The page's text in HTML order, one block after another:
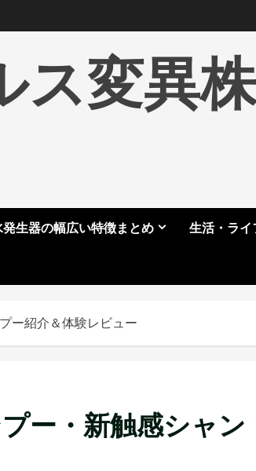
変異
生器の幅広い特徴まとめ 生活・ライ
ー紹介＆体験レビュー
ー・新触感シャン